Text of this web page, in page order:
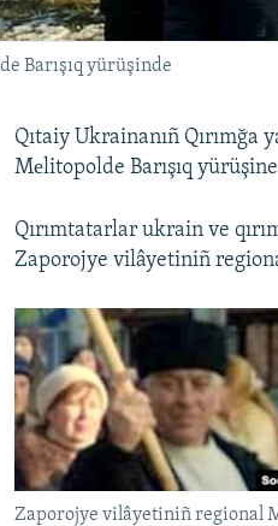
Barışıq yürüşinde
Qıtaiy Ukrainanıñ Qırımğa
Mеlitopolde Barışıq yürüşine
Qırımtatarlar ukrain ve
Zaporojye vilâyetiniñ
Zaporojye vilâyetiniñ regional